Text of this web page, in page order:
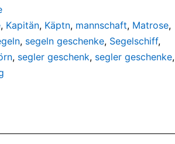
, Kapitän, Käptn, mannschaft, Matrose,
, segeln geschenke, Segelschiff,
, segler geschenk, segler geschenke,